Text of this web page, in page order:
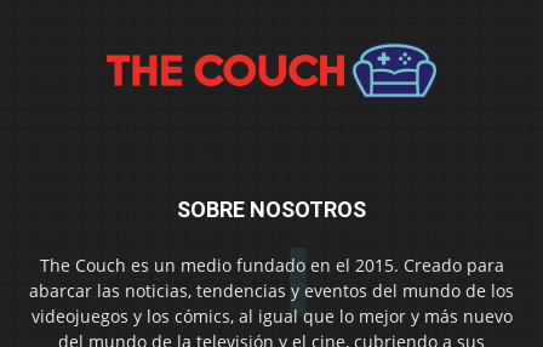
SOBRE NOSOTROS
The Couch es un medio fundado en el 2015. Creado para
abarcar las noticias, tendencias y eventos del mundo de los
videojuegos y los cómics, al igual que lo mejor y más nuevo
del mundo de la televisión y el cine, cubriendo a sus